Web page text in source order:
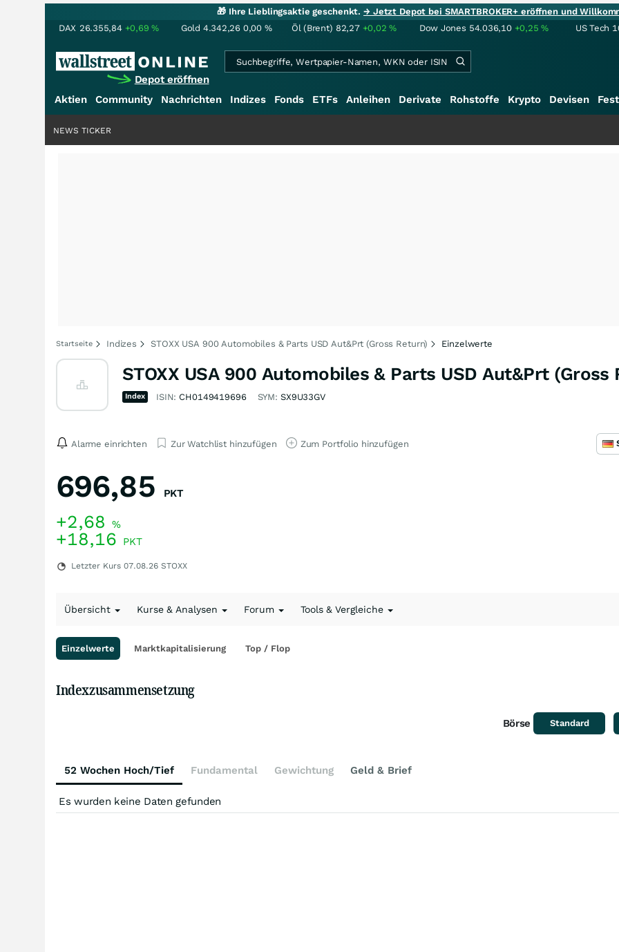
🎁 Ihre Lieblingsaktie geschenkt.→ Jetzt Depot bei SMARTBROKER+ eröffnen und
DAX 26.355,84 +0,69% Gold 4.342,26 0,00 % Öl (Brent) 82,27 +0,02% Dow Jones 54.036,10 +0,25% US Tech
Depot eröffnen
Aktien Community Nachrichten Indizes Fonds ETFs Anleihen Derivate Rohstoffe Krypto Devisen
NEWS TICKER
Startseite Indizes STOXX USA 900 Automobiles & Parts USD Aut&Prt (Gross Return) Einzelwerte
STOXX USA 900 Automobiles & Parts USD Aut&Prt (Gross
Index ISIN: CH0149419696 SYM: SX9U33GV
Alarme einrichten Zur Watchlist hinzufügen Zum Portfolio hinzufügen
696,85 PKT
+2,68 %
+18,16 PKT
Letzter Kurs 07.08.26 STOXX
Übersicht Kurse & Analysen Forum Tools & Vergleiche
Einzelwerte Marktkapitalisierung Top / Flop
Indexzusammensetzung
Börse Standard
52 Wochen Hoch/Tief Fundamental Gewichtung Geld & Brief
Es wurden keine Daten gefunden